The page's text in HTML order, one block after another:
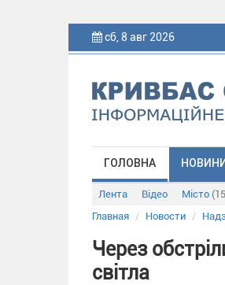
сб, 8 авг 2026
ГОЛОВНА НОВИНИ
Лента Відео Місто
Главная
Новости
Через
світла